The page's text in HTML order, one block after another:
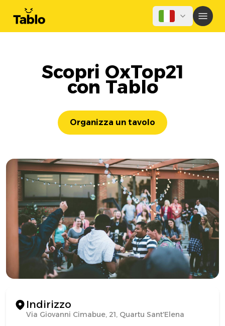
Scopri OxTop21
con Tablo
Organizza un tavolo
Indirizzo
Via Giovanni Cimabue, 21, Quartu Sant'Elena